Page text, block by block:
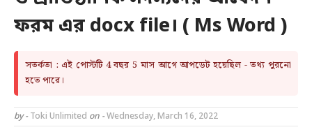
ফরম এর docx file। ( Ms Word )
সতর্কতা : এই পোস্টটি 4 বছর 5 মাস আগে আপডেট হয়েছিল - তথ্য পুরনো
হতে পারে।
by - Toki Unlimited on -Wednesday, March 16, 2022